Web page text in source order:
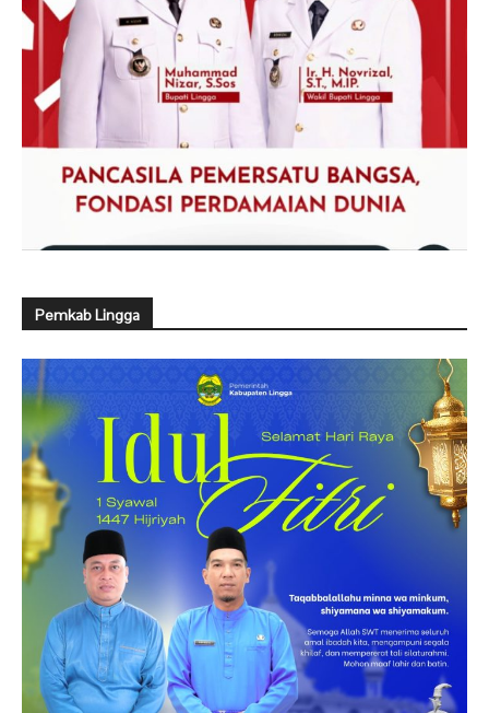
Pemkab Lingga